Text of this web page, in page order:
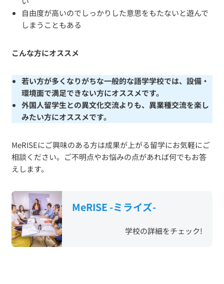
自由度が高いのでしっかりした意思をもたないと遊んで
しまうこともある
こんな方にオススメ
若い方が多くなりがちな一般的な語学学校では、設備・
環境面で満足できない方にオススメです。
外国人留学生との異文化交流よりも、異業種交流を楽し
みたい方にオススメです。
MeRISEにご興味のある方は成果が上がる留学にお気軽にご
相談ください。ご不明点やお悩みの点があれば何でもお答
えします。
MeRISE -ミライズ-
学校の詳細をチェック!